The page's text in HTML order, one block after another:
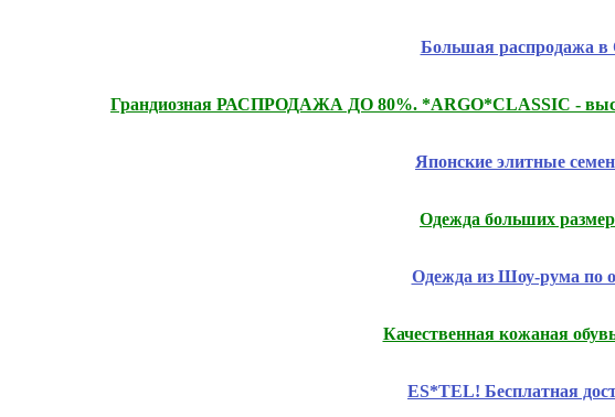
Большая распродажа в
Грандиозная РАСПРОДАЖА ДО 80%. *ARGO*CLASSIC -
Японские элитные
Одежда больших
Одежда из Шоу-рума по
Качественная кожаная
ES*TEL! Бесплатная